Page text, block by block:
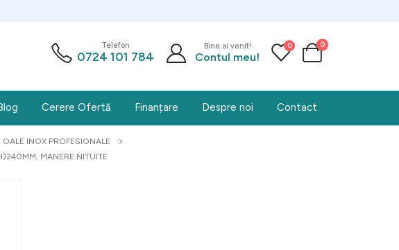
Telefon
0724 101 784
Bine ai venit!
Contul meu!
0 0
Cerere Ofertă Finanțare Despre noi Contact
OALE INOX PROFESIONALE
MANERE NITUITE